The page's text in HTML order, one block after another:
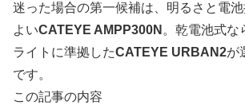
迷った場合の第一候補は、明るさと電
よいCATEYE AMPP300N 。乾電池式な
ライトに準拠したCATEYE URBAN2が
です。
この記事の内容